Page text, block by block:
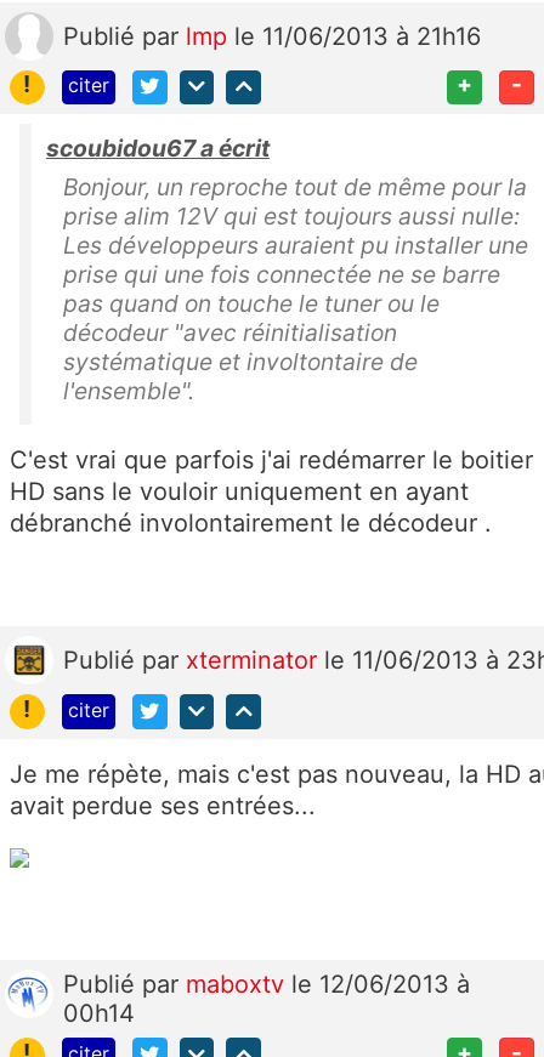
Publié par lmp le 11/06/2013 à 21h16
!
citer + -
scoubidou67 a écrit
Bonjour, un reproche tout de même pour la
prise alim 12V qui est toujours aussi nulle:
Les développeurs auraient pu installer une
prise qui une fois connectée ne se barre
pas quand on touche le tuner ou le
décodeur "avec réinitialisation
systématique et involtontaire de
l'ensemble".
C'est vrai que parfois j'ai redémarrer le boitier
HD sans le vouloir uniquement en ayant
débranché involontairement le décodeur .
Publié par xterminator le 11/06/2013 à
!
citer
Je me répète, mais c'est pas nouveau, la HD
avait perdue ses entrées...
Publié par maboxtv le 12/06/2013 à
00h14